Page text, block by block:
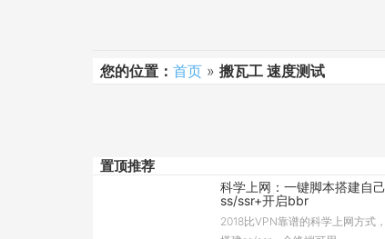
您的位置： 首页 » 搬瓦工 速度测试
置顶推荐
科学上网：一键脚本搭建自
ss/ssr+开启bbr
2018比VPN靠谱的科学上网方式